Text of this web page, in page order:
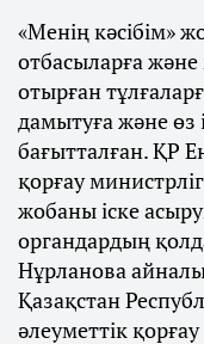
«Менің кәсібім»
отбасыларға
отырған
дамытуға және өз
бағытталған. ҚР
қорғау
жобаны іске
органдардың
Нұрланова
Қазақстан
әлеуметтік